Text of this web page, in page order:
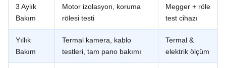
3 Aylık
Bakım
Motor izolasyon, koruma
rölesi testi
Megger + röle
test cihazı
Yıllık
Bakım
Termal kamera, kablo
testleri, tam pano bakımı
Termal &
elektrik ölçüm